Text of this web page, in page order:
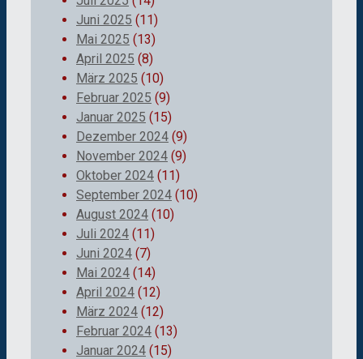
Juni 2025 (11)
Mai 2025 (13)
April 2025 (8)
März 2025 (10)
Februar 2025 (9)
Januar 2025 (15)
Dezember 2024 (9)
November 2024 (9)
Oktober 2024 (11)
September 2024 (10)
August 2024 (10)
Juli 2024 (11)
Juni 2024 (7)
Mai 2024 (14)
April 2024 (12)
März 2024 (12)
Februar 2024 (13)
Januar 2024 (15)